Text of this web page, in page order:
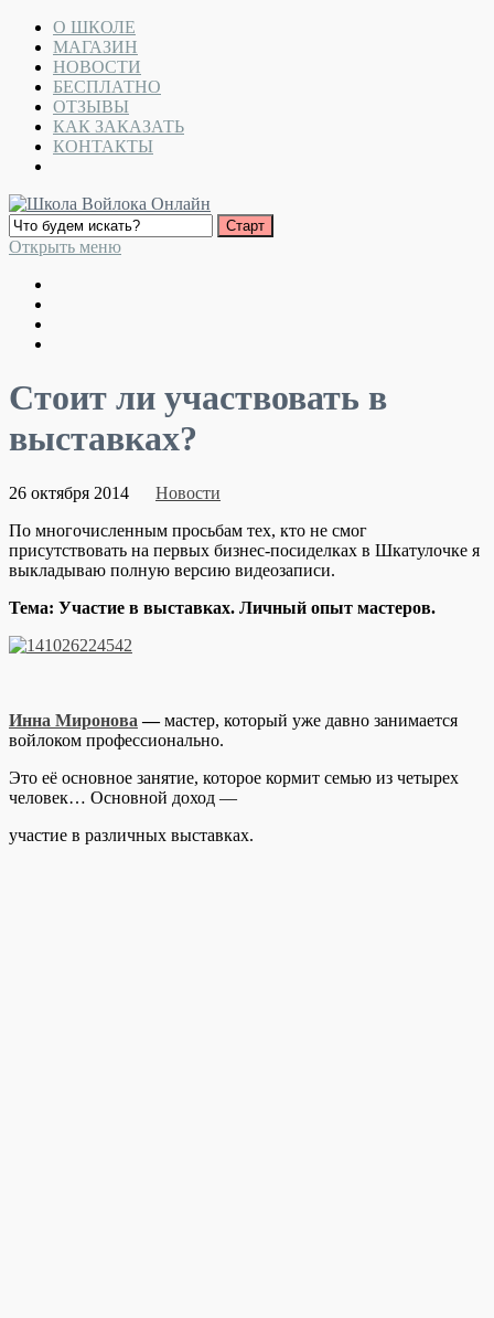
О ШКОЛЕ
МАГАЗИН
НОВОСТИ
БЕСПЛАТНО
ОТЗЫВЫ
КАК ЗАКАЗАТЬ
КОНТАКТЫ
Открыть меню
Стоит ли участвовать в
выставках?
26 октября 2014
Новости
По многочисленным просьбам тех, кто не смог
присутствовать на первых бизнес-посиделках в Шкатулочке я
выкладываю полную версию видеозаписи.
Тема: Участие в выставках. Личный опыт мастеров.
Инна Миронова —мастер, который уже давно занимается
войлоком профессионально.
Это её основное занятие, которое кормит семью из четырех
человек… Основной доход —
участие в различных выставках.